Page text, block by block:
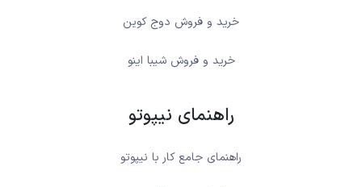
خرید و فروش دوج کوین
خرید و فروش شیبا اینو
راهنمای نیپوتو
راهنمای جامع کار با نیپوتو